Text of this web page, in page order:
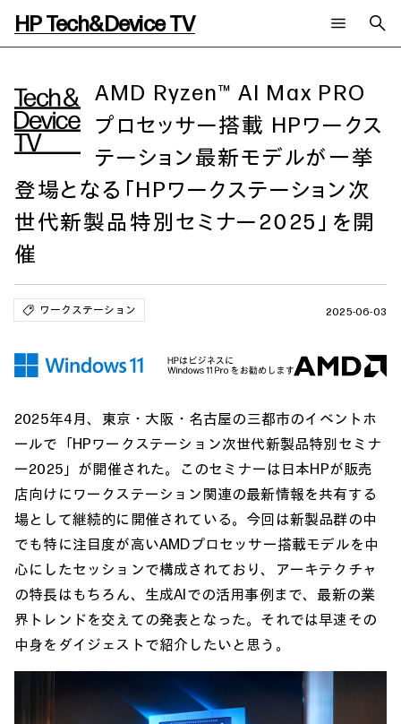
HP Tech&Device TV
全てのコンテンツ
チャンネル
AIの進化と活用事例
製品トレンド & レビュー
サイバーセキュリティ
教育とテクノロジー
自治体・公共
ハイブリッドワーク
ワークステーション
プリンター
事例
イベントレポート
AI PC
AIワークステーション
コラム一覧
ご相談
メールニュース会員登録
HP Tech&Device TV 内のコンテンツを検索します。
AMD Ryzen™ AI Max PRO
プロセッサー搭載 HPワークス
テーション最新モデルが一挙
登場となる「HPワークステーション次
世代新製品特別セミナー2025」を開
催
ワークステーション 2025-06-03
2025年4月、東京・大阪・名古屋の三都市のイベントホ
ールで「HPワークステーション次世代新製品特別セミナ
ー2025」が開催された。このセミナーは日本HPが販売
店向けにワークステーション関連の最新情報を共有する
場として継続的に開催されている。今回は新製品群の中
でも特に注目度が高いAMDプロセッサー搭載モデルを中
心にしたセッションで構成されており、アーキテクチャ
の特長はもちろん、生成AIでの活用事例まで、最新の業
界トレンドを交えての発表となった。それでは早速その
中身をダイジェストで紹介したいと思う。